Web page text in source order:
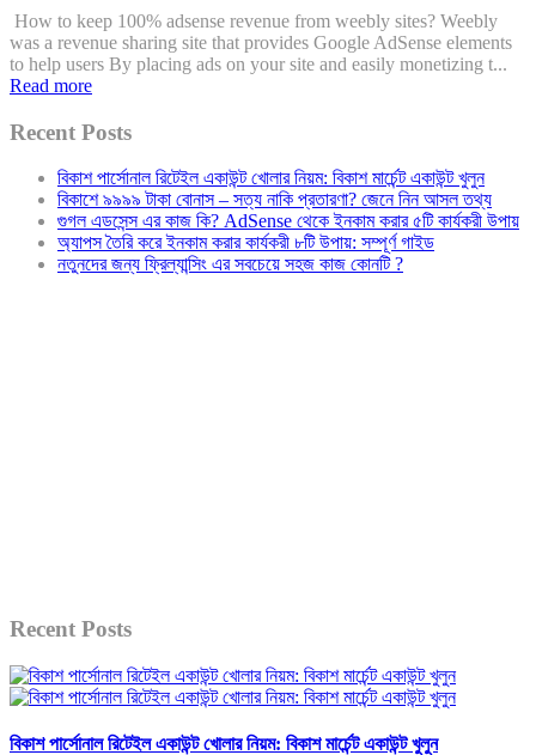
How to keep 100% adsense revenue from weebly sites? Weebly
was a revenue sharing site that provides Google AdSense elements
to help users By placing ads on your site and easily monetizing t...
Read more
Recent Posts
বিকাশ পার্সোনাল রিটেইল একাউন্ট খোলার নিয়ম: বিকাশ মার্চেন্ট একাউন্ট খুলুন
বিকাশে ৯৯৯৯ টাকা বোনাস – সত্য নাকি প্রতারণা? জেনে নিন আসল তথ্য
গুগল এডসেন্স এর কাজ কি? AdSense থেকে ইনকাম করার ৫টি কার্যকরী উপায়
অ্যাপস তৈরি করে ইনকাম করার কার্যকরী ৮টি উপায়: সম্পূর্ণ গাইড
নতুনদের জন্য ফ্রিল্যান্সিং এর সবচেয়ে সহজ কাজ কোনটি ?
Recent Posts
বিকাশ পার্সোনাল রিটেইল একাউন্ট খোলার নিয়ম: বিকাশ মার্চেন্ট একাউন্ট খুলুন